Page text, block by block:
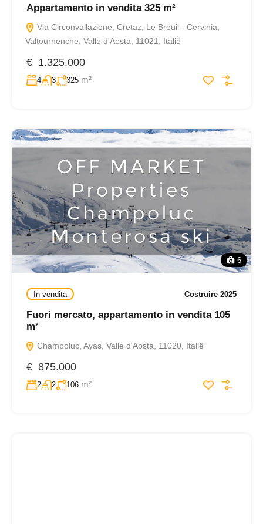
Appartamento in vendita 325 m²
Via Circonvallazione, Cretaz, Le Breuil - Cervinia,
Valtournenche, Valle d'Aosta, 11021, Italië
€ 1.325.000
4 3 325 m²
6
In vendita Costruire 2025
Fuori mercato, appartamento in vendita 105
m²
Champoluc, Ayas, Valle d'Aosta, 11020, Italië
€ 875.000
2 2 106 m²